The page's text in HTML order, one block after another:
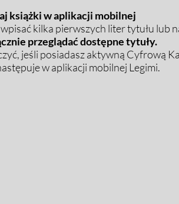
książki w aplikacji mobilnej
kilka pierwszych liter tytułu lub
przeglądać dostępne tytuły.
jeśli posiadasz aktywną Cyfrową
w aplikacji mobilnej Legimi.